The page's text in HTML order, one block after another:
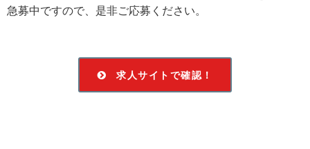
急募中ですので、是非ご応募ください。
求人サイトで確認！